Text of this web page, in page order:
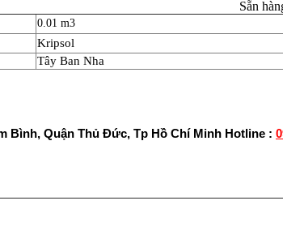
Sẵn
0.01 m3
Kripsol
Tây Ban Nha
Bình, Quận Thủ Đức, Tp Hồ Chí Minh Hotline :